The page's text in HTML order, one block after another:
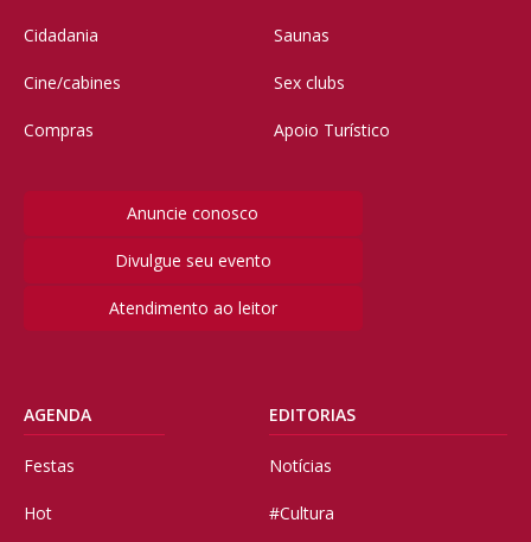
Cidadania
Cine/cabines
Compras
Saunas
Sex clubs
Apoio Turístico
Anuncie conosco
Divulgue seu evento
Atendimento ao leitor
AGENDA
Festas
Hot
EDITORIAS
Notícias
#Cultura